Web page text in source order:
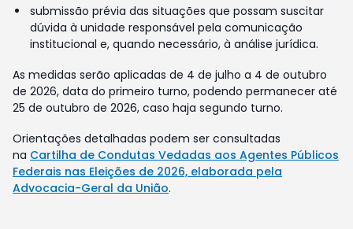
submissão prévia das situações que possam suscitar
dúvida à unidade responsável pela comunicação
institucional e, quando necessário, à análise jurídica.
As medidas serão aplicadas de 4 de julho a 4 de outubro
de 2026, data do primeiro turno, podendo permanecer até
25 de outubro de 2026, caso haja segundo turno.
Orientações detalhadas podem ser consultadas
na Cartilha de Condutas Vedadas aos Agentes Públicos
Federais nas Eleições de 2026, elaborada pela
Advocacia-Geral da União.